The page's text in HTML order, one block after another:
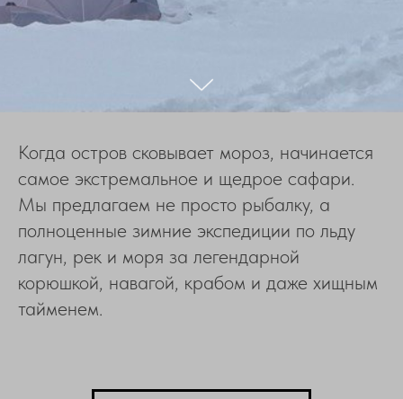
Когда остров сковывает мороз, начинается
самое экстремальное и щедрое сафари.
Мы предлагаем не просто рыбалку, а
полноценные зимние экспедиции по льду
лагун, рек и моря за легендарной
корюшкой, навагой, крабом и даже хищным
тайменем.